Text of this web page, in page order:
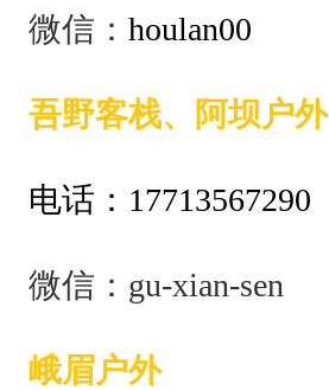
微信： houlan00
吾野客栈、阿坝户外
电话：17713567290
微信：gu-xian-sen
峨眉户外